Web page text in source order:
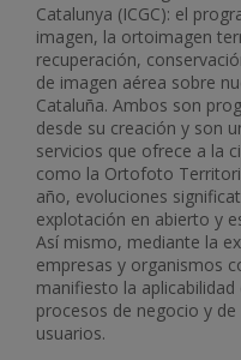
Catalunya (ICGC): el
imagen, la ortoimagen
recuperación,
de imagen aérea sobre
Cataluña. Ambos son
desde su creación y son
servicios que ofrece a la
como la Ortofoto
año, evoluciones
explotación en abierto y
Así mismo, mediante la
empresas y organismos
manifiesto la
procesos de negocio y
usuarios.